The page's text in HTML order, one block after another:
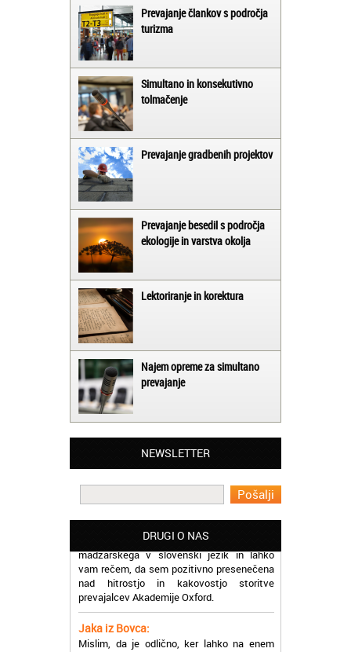
Prevajanje člankov s področja
turizma
Simultano in konsekutivno
tolmačenje
Prevajanje gradbenih projektov
Prevajanje besedil s področja
ekologije in varstva okolja
Lektoriranje in korektura
Najem opreme za simultano
prevajanje
NEWSLETTER
DRUGI O NAS
Matjaž iz Ajdovščine:
prevajalske storitve opravljajo hitro in
učinkoviti.
Martina iz Bleda:
Potrebovala sem prevajanje iz
madžarskega v slovenski jezik in lahko
vam rečem, da sem pozitivno presenečena
nad hitrostjo in kakovostjo storitve
prevajalcev Akademije Oxford.
Jaka iz Bovca:
Mislim, da je odlično, ker lahko na enem
mestu najdem prevajalske storitve za